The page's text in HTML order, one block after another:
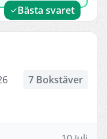
Bästa svaret
7 Bokstäver